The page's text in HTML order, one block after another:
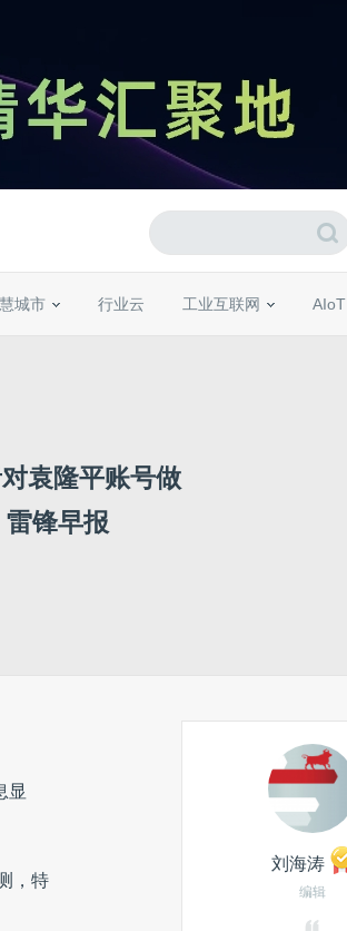
城市 行业云 工业互联网 AIoT
袁隆平账号做
锋早报
显
，特
刘海涛
编辑